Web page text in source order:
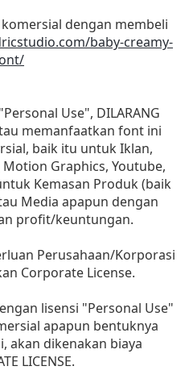
dengan membeli
baby-creamy-
Use", DILARANG
memanfaatkan font ini
baik itu untuk Iklan,
Motion Graphics, Youtube,
Kemasan Produk (baik
Media apapun dengan
profit/keuntungan.
Perusahaan/Korporasi
Corporate License.
lisensi "Personal Use"
apapun bentuknya
akan dikenakan biaya
LICENSE.